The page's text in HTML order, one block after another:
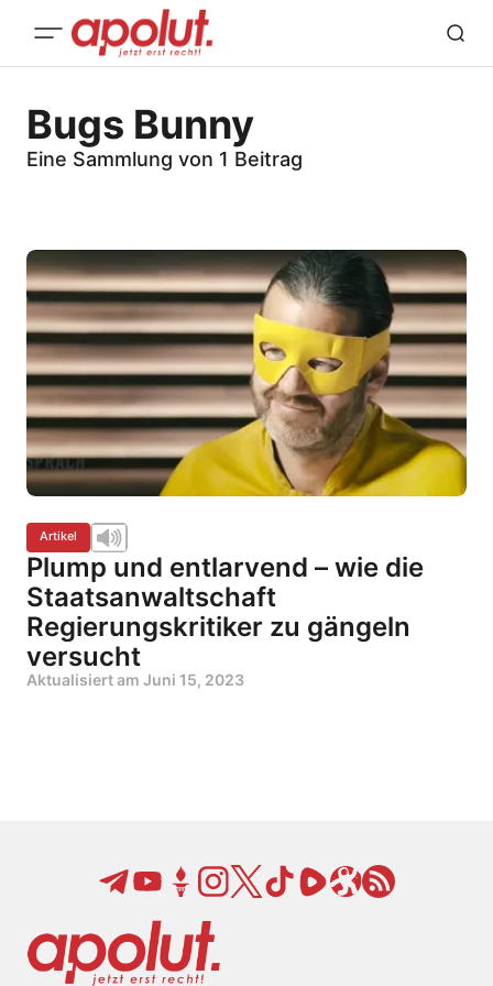
Bugs Bunny
Eine Sammlung von 1 Beitrag
Artikel
Plump und entlarvend – wie die
Staatsanwaltschaft
Regierungskritiker zu gängeln
versucht
Aktualisiert am Juni 15, 2023